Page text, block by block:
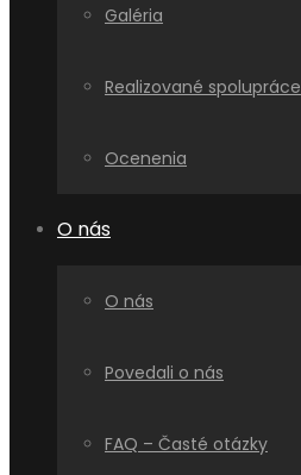
Galéria
Realizované spolupráce
Ocenenia
O nás
O nás
Povedali o nás
FAQ – Časté otázky